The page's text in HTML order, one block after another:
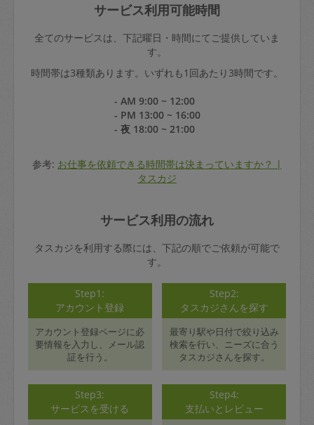
サービス利用可能時間
全てのサービスは、下記曜日・時間にてご提供していま
す。
時間帯は3種類あります。いずれも1回あたり3時間です。
- AM 9:00 ~ 12:00
- PM 13:00 ~ 16:00
- 夜 18:00 ~ 21:00
参考: お仕事を依頼できる時間帯は決まっていますか？ |
タスカジ
サービス利用の流れ
タスカジを利用する際には、下記の順でご依頼が可能で
す。
Step1:
アカウント登録
アカウント登録ページに必
要情報を入力し、メール認
証を行う。
Step2:
タスカジさんを探す
最寄り駅や日付で絞り込み
検索を行い、ニーズに合う
タスカジさんを探す。
Step3:
サービスを受ける
Step4:
支払いとレビュー